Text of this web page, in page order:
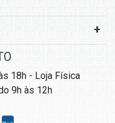
18h - Loja Física
9h às 12h